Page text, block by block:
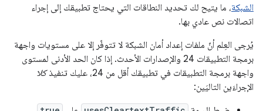
الشبكة، ما يتيح لك تحديد النطاقات التي يحتاج تطبيقك إلى إجراء
اتصالات نص عادي بها.
يُرجى العِلم أنّ ملفات إعداد أمان الشبكة لا تتوفّر إلا على مستويات واجهة
برمجة التطبيقات 24 والإصدارات الأحدث. إذا كان الحد الأدنى لمستوى
واجهة برمجة التطبيقات في تطبيقك أقل من 24، عليك تنفيذ
كلا
الإجراءَين التاليَين: